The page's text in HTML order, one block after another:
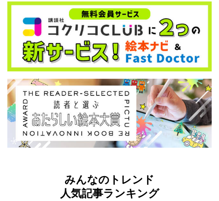
みんなのトレンド
人気記事ランキング